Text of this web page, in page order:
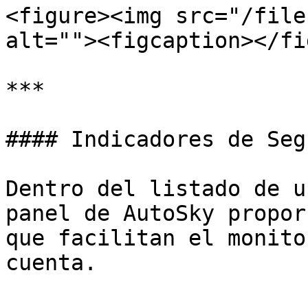
<figure><img src="/files/
alt=""><figcaption></
***
#### Indicadores de
Dentro del listado de
panel de AutoSky
que facilitan el
cuenta.